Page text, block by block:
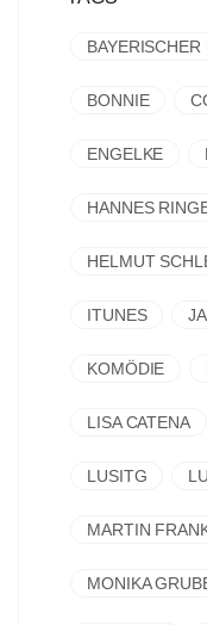
BONNIE
ENGELKE
HANNES
HELMUT
ITUNES
KOMÖDIE
LISA CATENA
LUSITG
MARTIN
MONIKA